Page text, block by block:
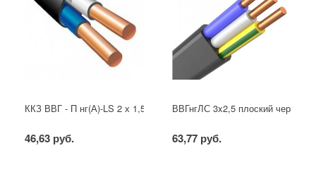
ККЗ ВВГ - П нг(А)-LS 2 х 1,5 ГОСТ
46,63 руб.
ВВГнгЛС 3x2,5 плоский черный
63,77 руб.